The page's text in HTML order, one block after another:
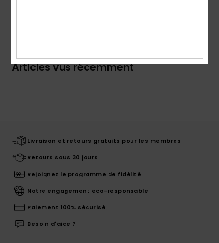
Articles vus récemment
Livraison et retours gratuits pour les membres
Retours sous 30 jours
Rejoignez le programme de fidélité
Notre engagement eco-responsable
Paiement 100% sécurisé
Besoin d'aide ?